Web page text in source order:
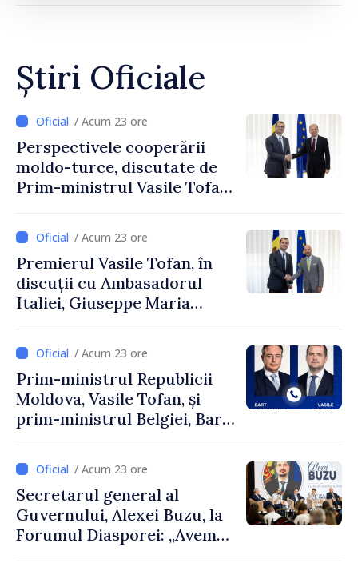
Știri Oficiale
/ Acum 23 ore
Perspectivele cooperării
moldo-turce, discutate de
Prim-ministrul Vasile Tofan
Uygar Mustafa Sertel
/ Acum 23 ore
Premierul Vasile Tofan, în
discuții cu Ambasadorul
Italiei, Giuseppe Maria
/ Acum 23 ore
Prim-ministrul Republicii
Moldova, Vasile Tofan, și
prim-ministrul Belgiei, Bart
despre parcursul european
al Republicii Moldova.
/ Acum 23 ore
Secretarul general al
Guvernului, Alexei Buzu, la
Forumul Diasporei: „Avem